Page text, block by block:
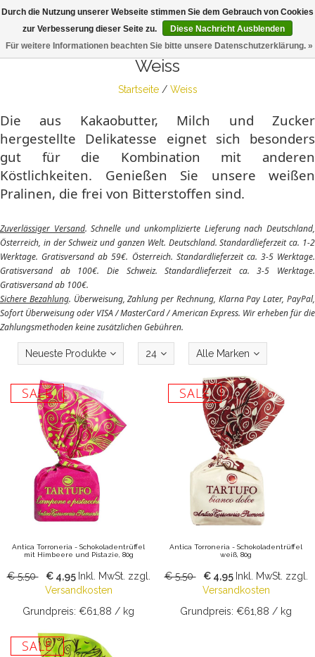
Weiss
Startseite/ Weiss
Die aus Kakaobutter, Milch und Zucker
hergestellte Delikatesse eignet sich besonders
gut für die Kombination mit anderen
Köstlichkeiten. Genießen Sie unsere weißen
Pralinen, die frei von Bitterstoffen sind.
Zuverlässiger Versand. Schnelle und unkomplizierte Lieferung nach Deutschland,
Österreich, in der Schweiz und ganzen Welt. Deutschland. Standardlieferzeit ca. 1-2
Werktage. Gratisversand ab 59€. Österreich. Standardlieferzeit ca. 3-5 Werktage.
Gratisversand ab 100€. Die Schweiz. Standardlieferzeit ca. 3-5 Werktage.
Gratisversand ab 100€.
Sichere Bezahlung. Überweisung, Zahlung per Rechnung, Klarna Pay Later, PayPal,
Sofort Überweisung oder VISA / MasterCard / American Express. Wir erheben für die
Zahlungsmethoden keine zusätzlichen Gebühren.
Neueste Produkte 24 Alle Marken
SALE
Antica Torroneria - Schokoladentrüffel
mit Himbeere und Pistazie, 80g
€ 5,50 € 4,95 Inkl. MwSt. zzgl.
Versandkosten
Grundpreis: €61,88 / kg
SALE
Antica Torroneria - Schokoladentrüffel
weiß, 80g
€ 5,50 € 4,95 Inkl. MwSt. zzgl.
Versandkosten
Grundpreis: €61,88 / kg
SALE
Durch die Nutzung unserer Webseite stimmen Sie dem Gebrauch von Cookies
zur Verbesserung dieser Seite zu.
Diese Nachricht Ausblenden
Für weitere Informationen beachten Sie bitte unsere Datenschutzerklärung. »